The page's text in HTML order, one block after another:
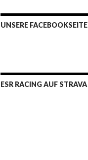
UNSERE FACEBOOKSEITE
ESR RACING AUF STRAVA